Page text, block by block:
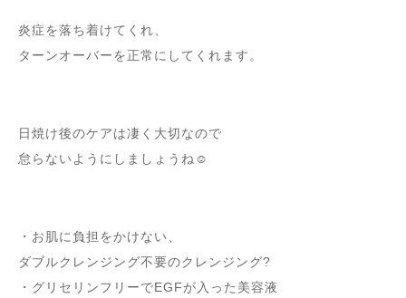
炎症を落ち着けてくれ、
ターンオーバーを正常にしてくれます。
日焼け後のケアは凄く大切なので
怠らないようにしましょうね☺️
・お肌に負担をかけない、
ダブルクレンジング不要のクレンジング?
・グリセリンフリーでEGFが入った美容液